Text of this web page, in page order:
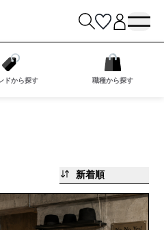
ドから探す 職種から探す
新着順